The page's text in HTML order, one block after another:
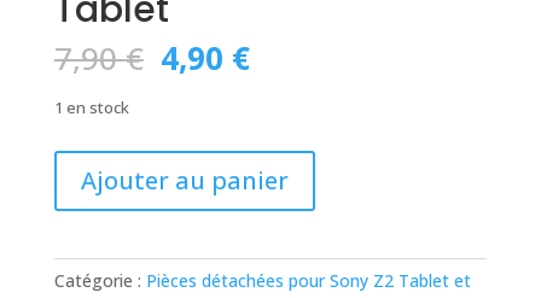
7,90€ Le
prix
était :
7,90 €.
4,90 €Le
prix
est :
4,90 €.
1 en stock
Connecteur
Ajouter au panier
Catégorie : Pièces détachées pour Sony Z2 Tablet et